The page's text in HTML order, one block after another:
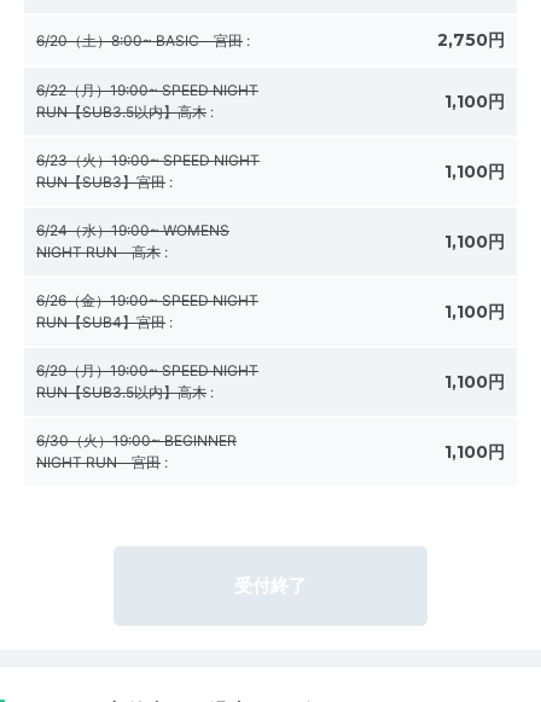
6/20（土）8:00~ BASIC 宮田 : 2,750円
6/22（月）19:00~ SPEED NIGHT
RUN【SUB3.5以内】高木 : 1,100円
6/23（火）19:00~ SPEED NIGHT
RUN【SUB3】宮田 : 1,100円
6/24（水）19:00~ WOMENS
NIGHT RUN 高木 : 1,100円
6/26（金）19:00~ SPEED NIGHT
RUN【SUB4】宮田 : 1,100円
6/29（月）19:00~ SPEED NIGHT
RUN【SUB3.5以内】高木 : 1,100円
6/30（火）19:00~ BEGINNER
NIGHT RUN 宮田 : 1,100円
受付終了